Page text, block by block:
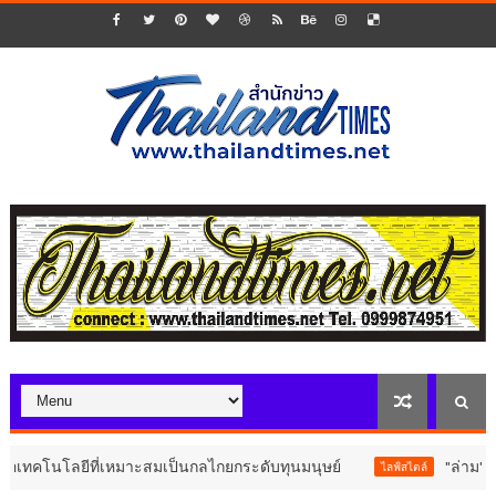
ที่เหมาะสมเป็นกลไกยกระดับทุนมนุษย์ ไลฟ์สไตล์ "ล่าม" ภาพยนตร์สร้